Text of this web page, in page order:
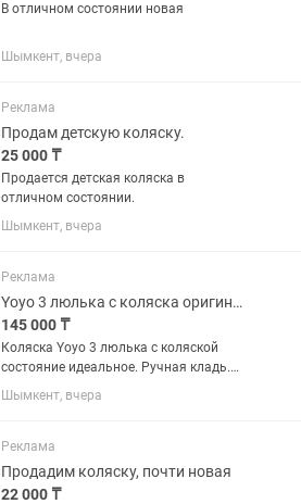
В отличном состоянии новая
Шымкент, вчера
Реклама
Продам детскую коляску.
25 000 ₸
Продается детская коляска в
отличном состоянии.
Шымкент, вчера
Реклама
Yoyo 3 люлька с коляска оригинал
145 000 ₸
Коляска Yoyo 3 люлька с коляской
состояние идеальное. Ручная кладь.
Ручная кладь собирается как
чемоданчик. Цвет светло зеленый
месяцев Коляска собирается даже...
Шымкент, вчера
Реклама
Продадим коляску, почти новая
22 000 ₸